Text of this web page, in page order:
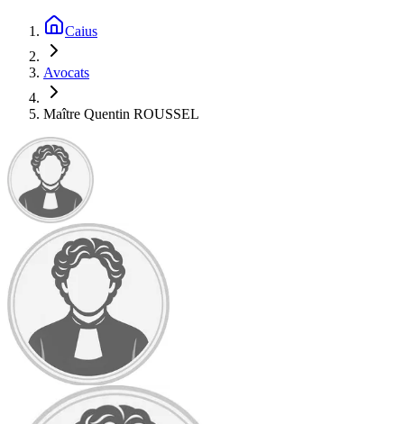
Caius
Avocats
Maître Quentin ROUSSEL